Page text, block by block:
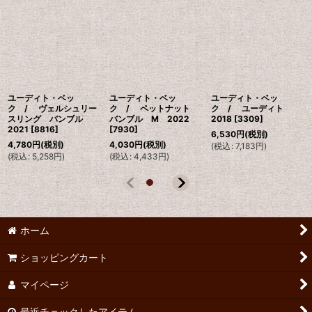
ユーディト・ベッ
ク / ヴェルシュリー
スリング バンブル
2021 [8816]
4,780円(税別)
(税込: 5,258円)
ユーディト・ベッ
ク / ペットナット
バンブル M 2022
[7930]
4,030円(税別)
(税込 : 4,433円)
ユーディト・ベッ
ク / ユーディト
2018 [3309]
6,530円(税別)
(税込 : 7,183円)
ホーム
ショッピングカート
マイページ